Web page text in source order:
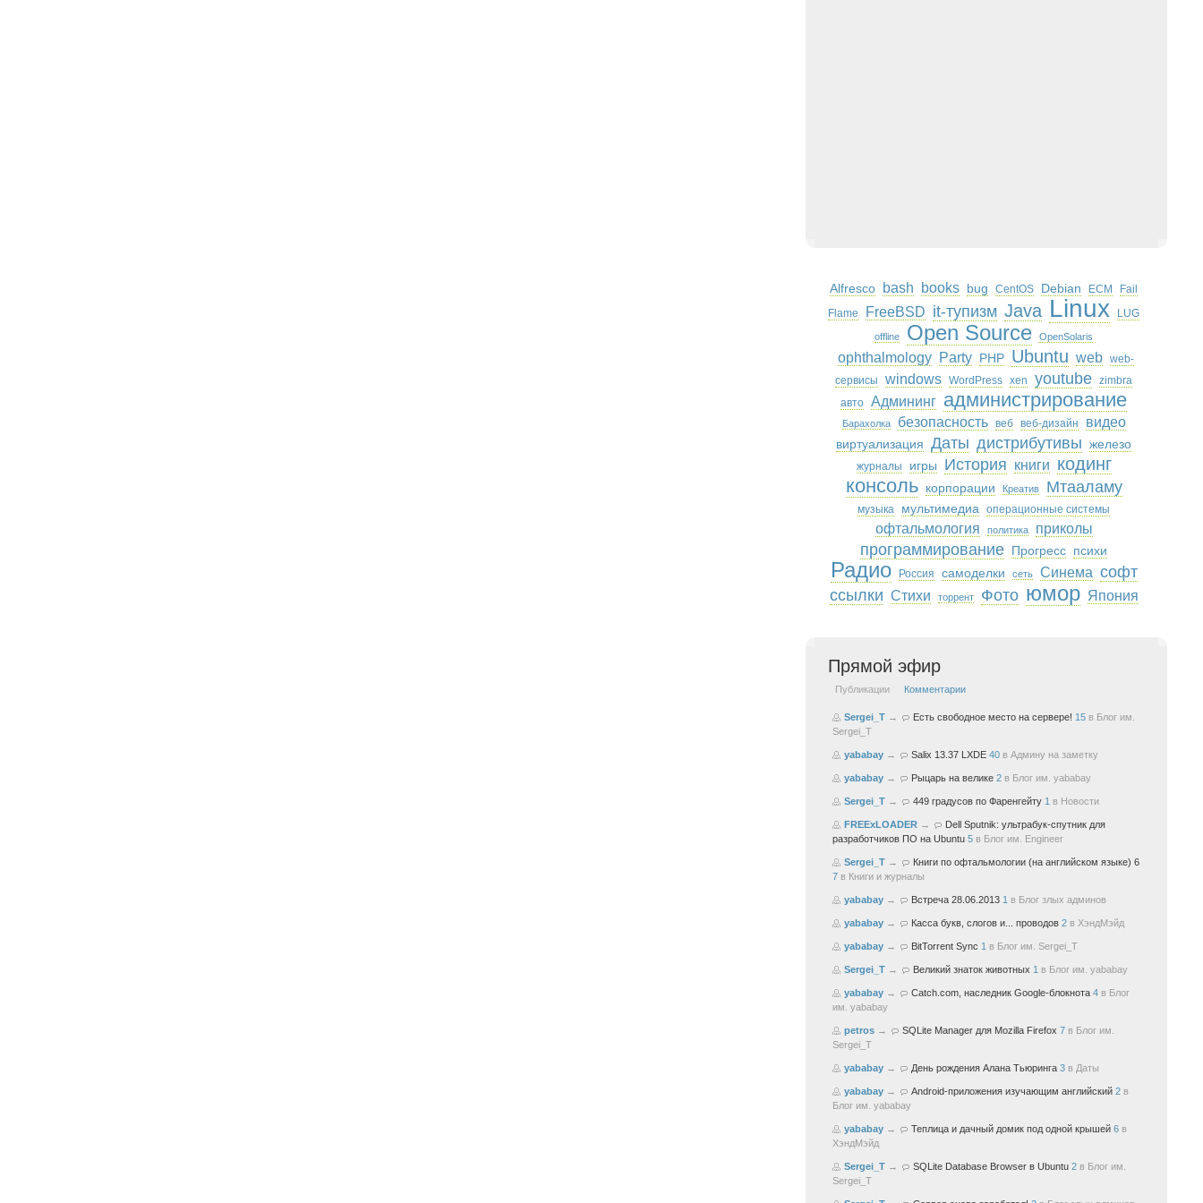
Alfresco bash books bug CentOS Debian ECM
Fail
Flame
FreeBSD it-тупизм Java Linux LUG
offline Open Source OpenSolaris
ophthalmology Party PHP Ubuntu web web-
сервисы
windows WordPress xen youtube zimbra
авто Админинг администрирование
Барахолка безопасность веб веб-дизайн видео
виртуализация Даты дистрибутивы железо
журналы игры История книги кодинг
консоль корпорации Креатив Мтааламу
музыка мультимедиа операционные системы
офтальмология политика приколы
программирование Прогресс психи
Радио Россия самоделки сеть Синема софт
ссылки Стихи торрент Фото юмор Япония
Прямой эфир
Публикации Комментарии
Sergei_T→ Есть свободное место на сервере! 15в Блог им.
Sergei_T
yababay→ Salix 13.37 LXDE 40в Админу на заметку
yababay→ Рыцарь на велике 2в Блог им. yababay
Sergei_T→ 449 градусов по Фаренгейту 1 в Новости
FREExLOADER→
Dell Sputnik: ультрабук-спутник для
разработчиков ПО на Ubuntu 5в Блог им. Engineer
Sergei_T→
Книги по офтальмологии (на английском языке) 6
7в Книги и журналы
yababay→ Встреча 28.06.2013 1 в Блог злых админов
yababay→ Касса букв, слогов и... проводов 2в ХэндМэйд
yababay→ BitTorrent Sync 1 в Блог им. Sergei_T
Sergei_T→ Великий знаток животных 1 в Блог им. yababay
yababay→ Catch.com, наследник Google-блокнота 4в Блог
им. yababay
petros→ SQLite Manager для Mozilla Firefox 7в Блог им.
Sergei_T
yababay→ День рождения Алана Тьюринга 3в Даты
yababay→ Android-приложения изучающим английский 2в
Блог им. yababay
yababay→ Теплица и дачный домик под одной крышей 6в
ХэндМэйд
Sergei_T→ SQLite Database Browser в Ubuntu 2в Блог им.
Sergei_T